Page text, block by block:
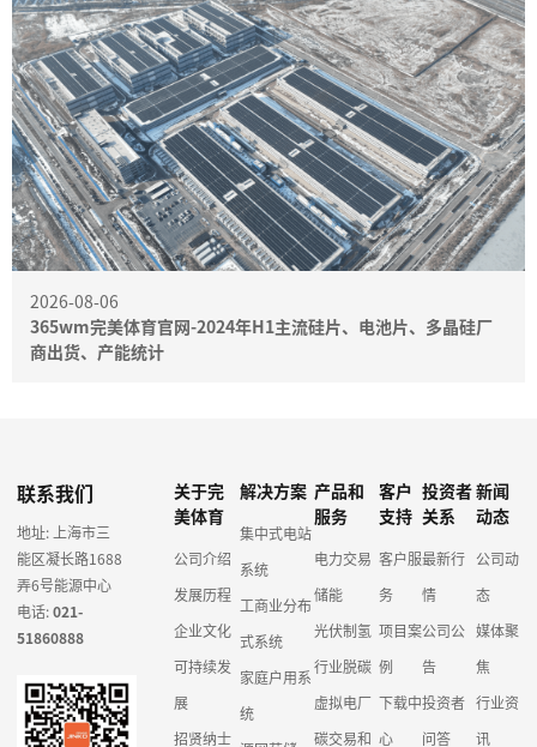
2026-08-06
365wm完美体育官网-2024年H1主流硅片、电池片、多晶硅厂
商出货、产能统计
联系我们
地址: 上海市三
能区凝长路1688
弄6号能源中心
电话:021-
51860888
关于完
美体育
公司介绍
发展历程
企业文化
可持续发
展
招贤纳士
解决方案
集中式电站
系统
工商业分布
式系统
家庭户用系
统
产品和
服务
电力交易
储能
光伏制氢
行业脱碳
虚拟电厂
碳交易和
客户
支持
客户服
务
项目案
例
下载中
心
投资者
关系
最新行
情
公司公
告
投资者
问答
新闻
动态
公司动
态
媒体聚
焦
行业资
讯